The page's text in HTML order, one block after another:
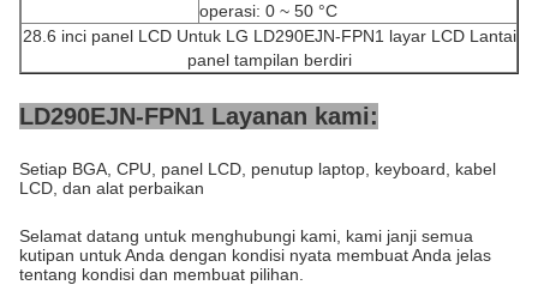
operasi: 0 ~ 50 °C
28.6 inci panel LCD Untuk LG LD290EJN-FPN1 layar LCD Lantai
panel tampilan berdiri
LD290EJN-FPN1 Layanan kami:
Setiap BGA, CPU, panel LCD, penutup laptop, keyboard, kabel
LCD, dan alat perbaikan
Selamat datang untuk menghubungi kami, kami janji semua
kutipan untuk Anda dengan kondisi nyata membuat Anda jelas
tentang kondisi dan membuat pilihan.